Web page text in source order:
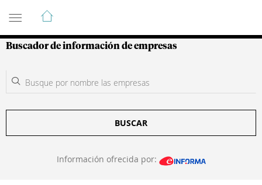
Guía de Empresas Colombianas
Buscador de información de empresas
BUSCAR
Información ofrecida por: